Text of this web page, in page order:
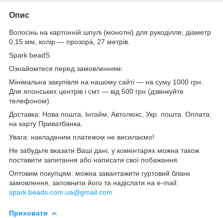
Опис
Волосінь на картонній шпулі (монотні) для рукоділля, діаметр
0,15 мм, колір — прозора, 27 метрів.
Spark beadS
Ознайомтеся перед замовленням:
Мінімальна закупівля на нашому сайті — на суму 1000 грн.
Для японських центрів і смт — від 500 грн (дзвінкуйте
телефоном).
Доставка: Нова пошта, Інтайм, Автолюкс, Укр. пошта. Оплата:
на карту Приватбанка.
Увага: накладеним платежом не висилаємо!
Не забудьте вказати Ваші дані, у коментарях можна також
поставити запитання або написати свої побажання.
Оптовим покупцям: можна завантажити гуртовий бланк
замовлення, заповнити його та надіслати на e-mail:
spark.beads.com.ua@gmail.com
Приховати